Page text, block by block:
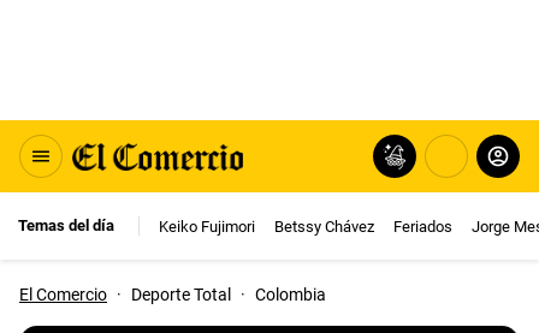
Temas del día Keiko Fujimori Betssy Chávez Feriados Jorge
El Comercio · Deporte Total · Colombia